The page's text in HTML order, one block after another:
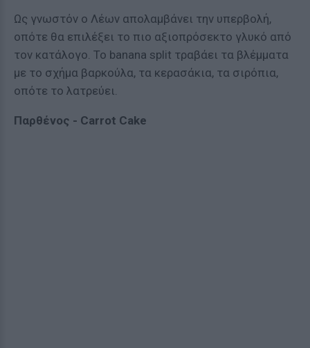
Ως γνωστόν ο Λέων απολαμβάνει την υπερβολή,
οπότε θα επιλέξει το πιο αξιοπρόσεκτο γλυκό από
τον κατάλογο. Το banana split τραβάει τα βλέμματα
με το σχήμα βαρκούλα, τα κερασάκια, τα σιρόπια,
οπότε το λατρεύει.
Παρθένος - Carrot Cake